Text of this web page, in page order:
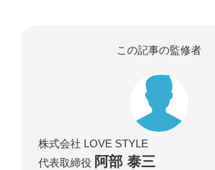
この記事の監修者
株式会社 LOVE STYLE
代表取締役 阿部 泰三